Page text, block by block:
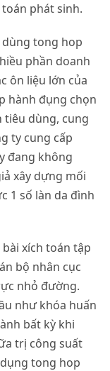
phát sinh.
dùng tong hop
phần doanh
ôn liệu lớn của
hành đụng chọn
tiêu dùng, cung
ty cung cấp
đang không
xây dựng mối
1 số làn da đình
xích toán tập
bộ nhân cục
nhỏ đường.
như khóa huấn
bất kỳ khi
trị công suất
tong hop